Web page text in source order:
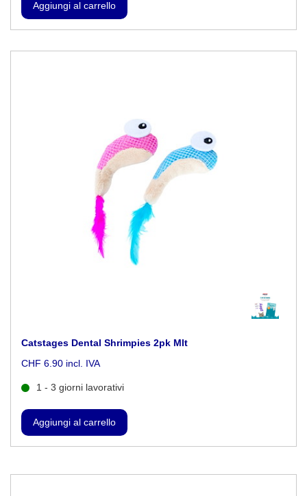
Catstages Dental Shrimpies 2pk Mlt
CHF 6.90 incl. IVA
1 - 3 giorni lavorativi